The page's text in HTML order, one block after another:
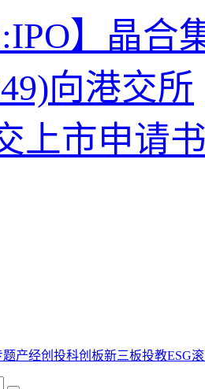
题产经创投科创板新三板投教ESG